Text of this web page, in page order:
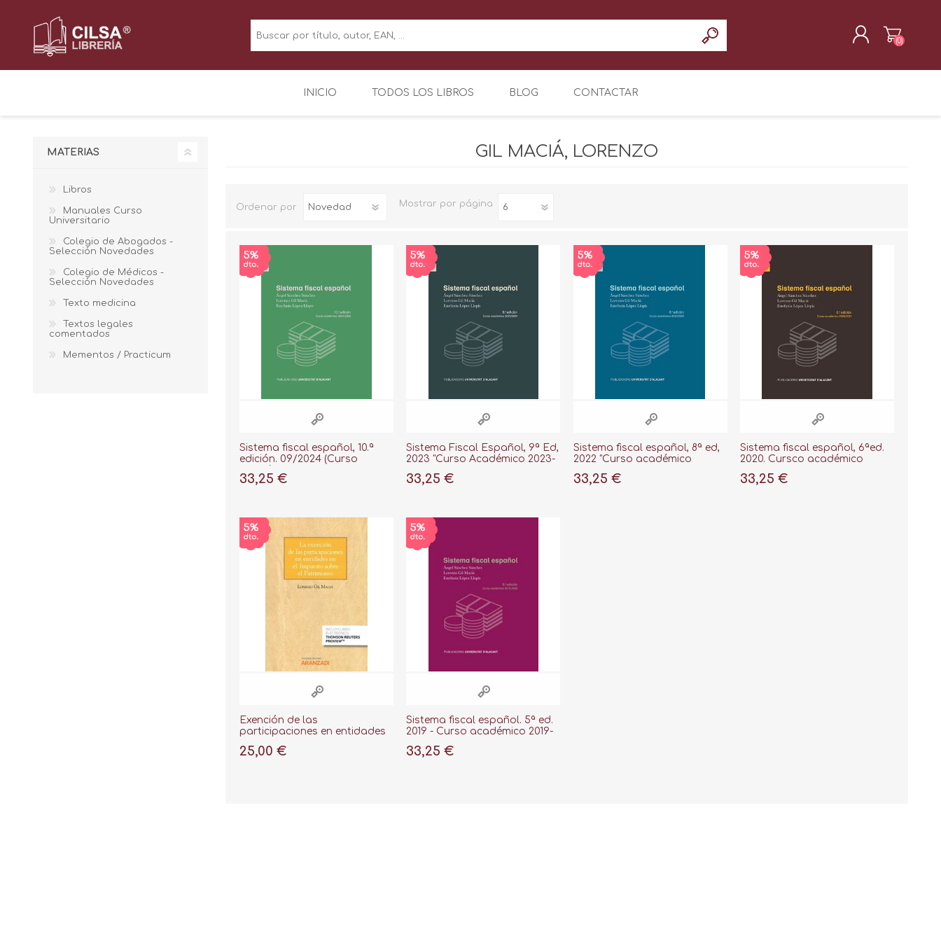
(0)
INICIO TODOS LOS LIBROS BLOG CONTACTAR
GIL MACIÁ, LORENZO
Ordenar por Mostrar por página
Sistema fiscal español, 10.ª
edición. 09/2024 (Curso
33,25 €
Sistema Fiscal Español, 9ª Ed,
2023 "Curso Académico 2023-
33,25 €
Sistema fiscal español, 8ª ed,
2022 "Curso académico
33,25 €
Sistema fiscal español, 6ªed.
2020. Cursco académico
33,25 €
Exención de las
participaciones en entidades
Patrimonio, La, 2019
25,00 €
Sistema fiscal español. 5ª ed.
2019 - Curso académico 2019-
33,25 €
MATERIAS
Libros
Manuales Curso
Universitario
Colegio de Abogados -
Selección Novedades
Colegio de Médicos -
Selección Novedades
Texto medicina
Textos legales
comentados
Mementos / Practicum